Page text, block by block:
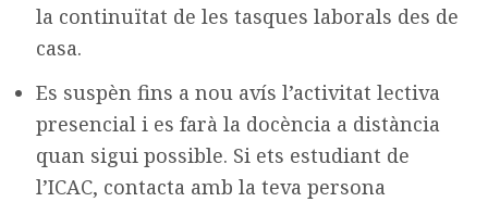
la continuïtat de les tasques laborals des de
casa.
Es suspèn fins a nou avís l’activitat lectiva
presencial i es farà la docència a distància
quan sigui possible. Si ets estudiant de
l’ICAC, contacta amb la teva persona